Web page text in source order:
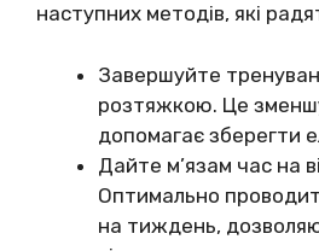
наступних методів, які
Завершуйте
розтяжкою. Це
допомагає зберегти
Дайте м’язам час на
Оптимально
на тиждень,